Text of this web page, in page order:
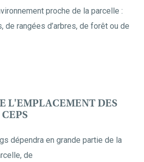
proche de la parcelle :
de rangées d’arbres, de forêt ou de
L'EMPLACEMENT DES
dépendra en grande partie de la
de